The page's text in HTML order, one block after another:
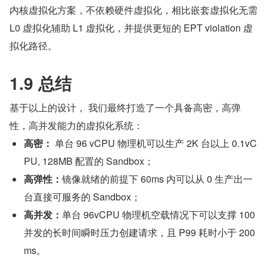
内核虚拟化方案，不依赖硬件虚拟化，相比嵌套虚拟化无需
L0 虚拟化辅助 L1 虚拟化，并提供更短的 EPT violation 虚
拟化路径。
1.9 总结
基于以上的设计， 我们最终打造了一个具备高密，高弹
性，高并发能力的虚拟化系统：
高密： 单台 96 vCPU 物理机可以生产 2K 台以上 0.1vC
PU, 128MB 配置的 Sandbox；
高弹性： 镜像就绪的前提下 60ms 内可以从 0 生产出一
台直接可服务的 Sandbox；
高并发： 单台 96vCPU 物理机空载情况下可以支撑 100
并发的长时间瞬时压力创建请求，且 P99 耗时小于 200
ms。